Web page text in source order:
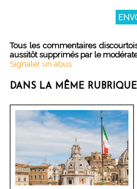
Tous les commentaires
aussitôt supprimés par le
Signaler un abus
DANS LA MÊME